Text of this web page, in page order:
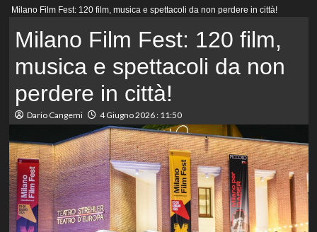
Milano Film Fest: 120 film, musica e spettacoli da non perdere in città!
Milano Film Fest: 120 film,
musica e spettacoli da non
perdere in città!
Dario Cangemi 4 Giugno 2026 : 11:50